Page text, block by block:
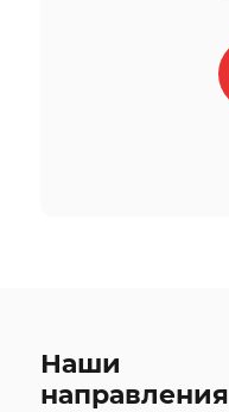
Наши
направления